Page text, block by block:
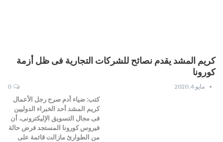
كريم المشد يقدم نصائح للشركات التجارية فى ظل أزمة
كورونا
مايو 4, 2020 0
كتب: ضياء أدم صرح رجل الأعمال
كريم المشد أحد الخبراء الدوليين
فى مجال التسويق الإليكترونى، أن
فيروس كورونا المستجد فرض حالة
من الطوارئ مازالت قائمة على